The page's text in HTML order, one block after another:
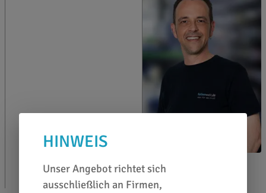
Karl Lieberz
0651 46 27 79 80
HINWEIS
Unser Angebot richtet sich
ausschließlich an Firmen,